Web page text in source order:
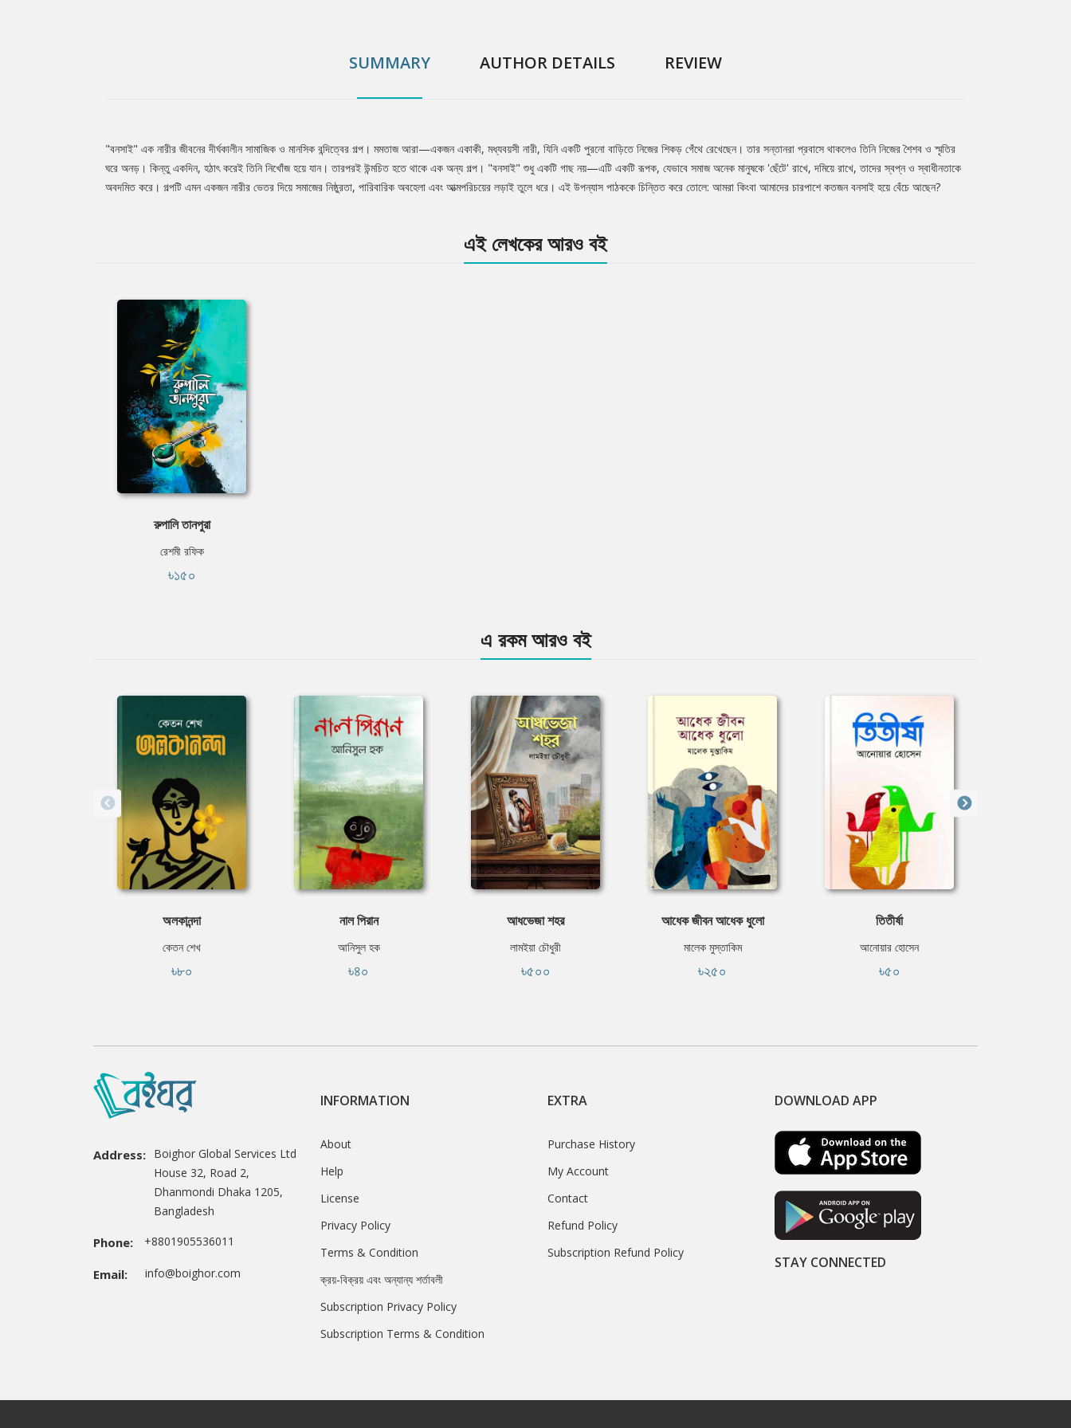
SUMMARY AUTHOR DETAILS REVIEW
Tab
"বনসাই" এক নারীর জীবনের দীর্ঘকালীন সামাজিক ও মানসিক বন্দিত্বের গল্প। মমতাজ আরা—একজন একাকী, মধ্যবয়সী নারী, যিনি একটি পুরনো বাড়িতে নিজের শিকড় গেঁথে রেখেছেন। তার সন্তানরা প্রবাসে থাকলেও তিনি নিজের শৈশব ও স্মৃতির
ঘরে অনড়। কিন্তু একদিন, হঠাৎ করেই তিনি নিখোঁজ হয়ে যান। তারপরই উন্মচিত হতে থাকে এক অন্য গল্প। "বনসাই" শুধু একটি গাছ নয়—এটি একটি রূপক, যেভাবে সমাজ অনেক মানুষকে 'ছেঁটে' রাখে, দমিয়ে রাখে, তাদের স্বপ্ন ও স্বাধীনতাকে
অবদমিত করে। গল্পটি এমন একজন নারীর ভেতর দিয়ে সমাজের নিষ্ঠুরতা, পারিবারিক অবহেলা এবং আত্মপরিচয়ের লড়াই তুলে ধরে। এই উপন্যাস পাঠককে চিন্তিত করে তোলে: আমরা কিংবা আমাদের চারপাশে কতজন বনসাই হয়ে বেঁচে আছেন?
এই লেখকের আরও বই
রুপালি তানপুরা
রেশমী রফিক
৳১৫০
এ রকম আরও বই
অলকানন্দা
কেতন শেখ
৳৮০
নাল পিরান
আনিসুল হক
৳৪০
আধভেজা শহর
লামইয়া চৌধুরী
৳৫০০
আধেক জীবন আধেক ধুলো
মালেক মুস্তাকিম
৳২৫০
তিতীর্ষা
আনোয়ার হোসেন
৳৫০
Address: Boighor Global Services Ltd
House 32, Road 2,
Dhanmondi Dhaka 1205,
Bangladesh
Phone: +8801905536011
Email: info@boighor.com
INFORMATION
About
Help
License
Privacy Policy
Terms & Condition
ক্রয়-বিক্রয় এবং অন্যান্য শর্তাবলী
Subscription Privacy Policy
Subscription Terms & Condition
EXTRA
Purchase History
My Account
Contact
Refund Policy
Subscription Refund Policy
DOWNLOAD APP
STAY CONNECTED